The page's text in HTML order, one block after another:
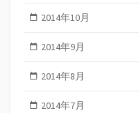
2014年10月
2014年9月
2014年8月
2014年7月